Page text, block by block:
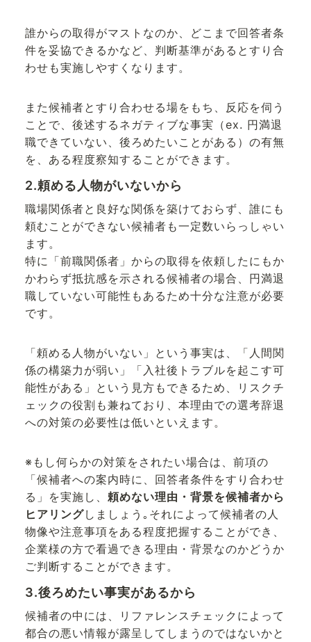
誰からの取得がマストなのか、どこまで回答者条
件を妥協できるかなど、判断基準があるとすり合
わせも実施しやすくなります。
また候補者とすり合わせる場をもち、反応を伺う
ことで、後述するネガティブな事実（ex. 円満退
職できていない、後ろめたいことがある）の有無
を、ある程度察知することができます。
2.頼める人物がいないから
職場関係者と良好な関係を築けておらず、誰にも
頼むことができない候補者も一定数いらっしゃい
ます。
特に「前職関係者」からの取得を依頼したにもか
かわらず抵抗感を示される候補者の場合、円満退
職していない可能性もあるため十分な注意が必要
です。
「頼める人物がいない」という事実は、「人間関
係の構築力が弱い」「入社後トラブルを起こす可
能性がある」という見方もできるため、リスクチ
ェックの役割も兼ねており、本理由での選考辞退
への対策の必要性は低いといえます。
※もし何らかの対策をされたい場合は、前項の
「候補者への案内時に、回答者条件をすり合わせ
る」を実施し、 頼めない理由・背景を候補者から
ヒアリングしましょう｡それによって候補者の人
物像や注意事項をある程度把握することができ、
企業様の方で看過できる理由・背景なのかどうか
ご判断することができます。
3.後ろめたい事実があるから
候補者の中には、リファレンスチェックによって
都合の悪い情報が露呈してしまうのではないかと